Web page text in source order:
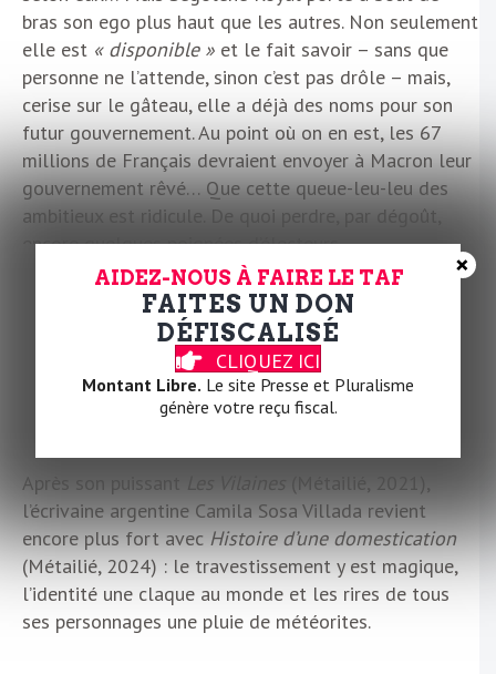
bras son ego plus haut que les autres. Non seulement
elle est « disponible » et le fait savoir – sans que
personne ne l’attende, sinon c’est pas drôle – mais,
cerise sur le gâteau, elle a déjà des noms pour son
futur gouvernement. Au point où on en est, les 67
millions de Français devraient envoyer à Macron leur
gouvernement rêvé… Que cette queue-leu-leu des
ambitieux est ridicule. De quoi perdre, par dégoût,
encore quelques poignées d’électeurs.
Après son puissant Les Vilaines (Métailié, 2021),
l’écrivaine argentine Camila Sosa Villada revient
encore plus fort avecHistoire d’une domestication
(Métailié, 2024) : le travestissement y est magique,
l’identité une claque au monde et les rires de tous
ses personnages une pluie de météorites.
AIDEZ-NOUS À FAIRE LE TAF
FAITES UN DON
DÉFISCALISÉ
CLIQUEZ ICI
Montant Libre. Le site Presse et Pluralisme
génère votre reçu fiscal.
×